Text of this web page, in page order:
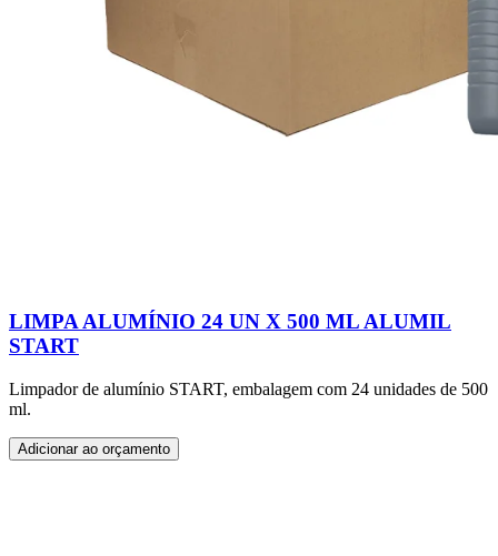
LIMPA ALUMÍNIO 24 UN X 500 ML ALUMIL
START
Limpador de alumínio START, embalagem com 24 unidades de 500
ml.
Adicionar ao orçamento